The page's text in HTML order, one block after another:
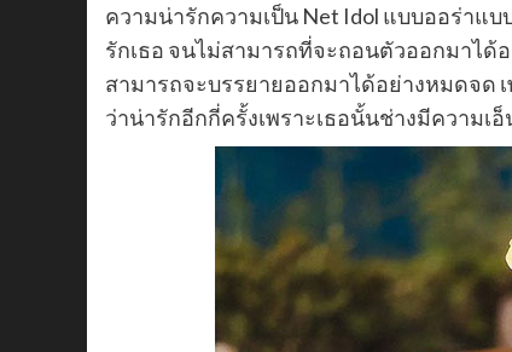
ความน่ารักความเป็น Net Idol แบบออร่าแ
รักเธอ จนไม่สามารถที่จะถอนตัวออกมาได้
สามารถจะบรรยายออกมาได้อย่างหมดจด
ว่าน่ารักอีกกี่ครั้งเพราะเธอนั้นช่างมีความเ